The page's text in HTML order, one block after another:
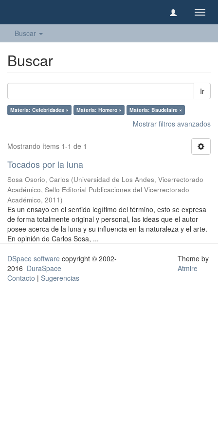
Buscar
Buscar
Ir
Materia: Celebridades × Materia: Homero × Materia: Baudelaire ×
Mostrar filtros avanzados
Mostrando ítems 1-1 de 1
Tocados por la luna
Sosa Osorio, Carlos (Universidad de Los Andes, Vicerrectorado
Académico, Sello Editorial Publicaciones del Vicerrectorado
Académico, 2011)
Es un ensayo en el sentido legítimo del término, esto se expresa
de forma totalmente original y personal, las ideas que el autor
posee acerca de la luna y su influencia en la naturaleza y el arte.
En opinión de Carlos Sosa, ...
DSpace software copyright © 2002-
2016 DuraSpace
Contacto | Sugerencias
Theme by
Atmire